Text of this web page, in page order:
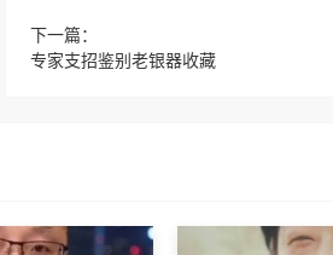
下一篇：
专家支招鉴别老银器收藏